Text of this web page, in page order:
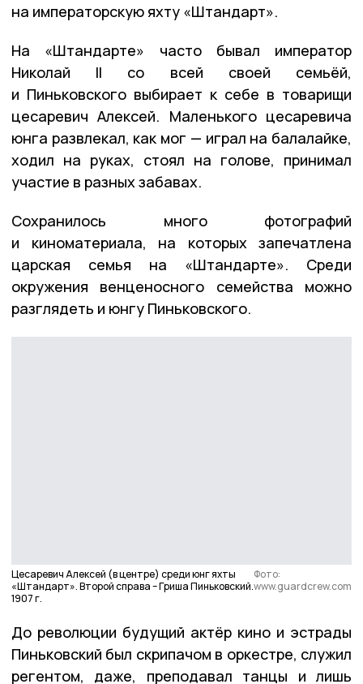
на императорскую яхту «Штандарт».
На «Штандарте» часто бывал император
Николай II со всей своей семьёй,
и Пиньковского выбирает к себе в товарищи
цесаревич Алексей. Маленького цесаревича
юнга развлекал, как мог — играл на балалайке,
ходил на руках, стоял на голове, принимал
участие в разных забавах.
Сохранилось много фотографий
и киноматериала, на которых запечатлена
царская семья на «Штандарте». Среди
окружения венценосного семейства можно
разглядеть и юнгу Пиньковского.
Цесаревич Алексей (в центре) среди юнг яхты
«Штандарт». Второй справа – Гриша Пиньковский.
1907 г.
Фото:
www.guardcrew.com
До революции будущий актёр кино и эстрады
Пиньковский был скрипачом в оркестре, служил
регентом, даже, преподавал танцы и лишь